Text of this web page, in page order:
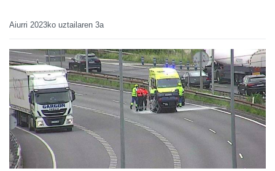
Aiurri 2023ko uztailaren 3a